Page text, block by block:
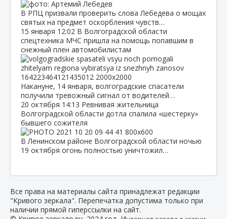
В РПЦ призвали проверить слова Лебедева о мощах
святых на предмет оскорбления чувств…
15 января 12:02 В Волгоградской области
спецтехника МЧС пришла на помощь попавшим в
снежный плен автомобилистам
Накануне, 14 января, волгоградские спасатели
получили тревожный сигнал от водителей…
20 октября 14:13 Ревнивая жительница
Волгоградской области дотла спалила «шестерку»
бывшего сожителя
В Ленинском районе Волгоградской области ночью
19 октября огонь полностью уничтожил…
Все права на материалы сайта принадлежат редакции
"Кривого зеркала". Перепечатка допустима только при
наличии прямой гиперссылки на сайт.